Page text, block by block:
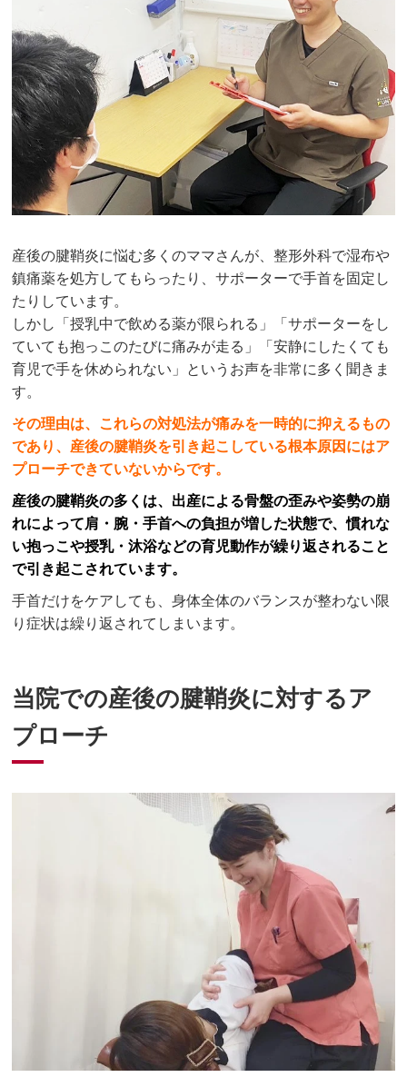
産後の腱鞘炎に悩む多くのママさんが、整形外科で湿布や
鎮痛薬を処方してもらったり、サポーターで手首を固定し
たりしています。
しかし「授乳中で飲める薬が限られる」「サポーターをし
ていても抱っこのたびに痛みが走る」「安静にしたくても
育児で手を休められない」というお声を非常に多く聞きま
す。
その理由は、これらの対処法が痛みを一時的に抑えるもの
であり、産後の腱鞘炎を引き起こしている根本原因にはア
プローチできていないからです。
産後の腱鞘炎の多くは、出産による骨盤の歪みや姿勢の崩
れによって肩・腕・手首への負担が増した状態で、慣れな
い抱っこや授乳・沐浴などの育児動作が繰り返されること
で引き起こされています。
手首だけをケアしても、身体全体のバランスが整わない限
り症状は繰り返されてしまいます。
当院での産後の腱鞘炎に対するア
プローチ